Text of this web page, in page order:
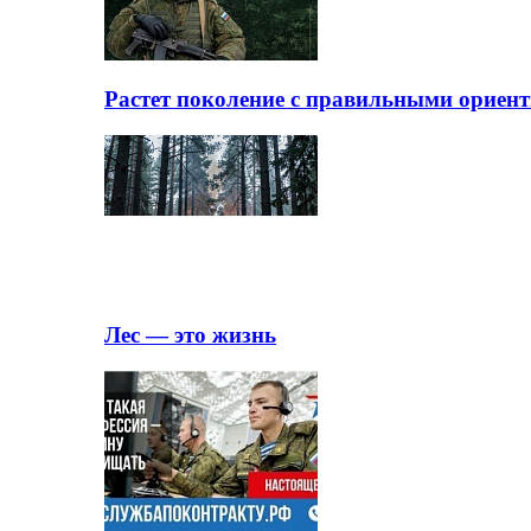
Растет поколение с правильными
Лес — это жизнь